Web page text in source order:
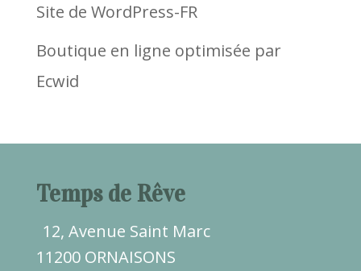
Site de WordPress-FR
Boutique en ligne optimisée par
Ecwid
Temps de Rêve
12, Avenue Saint Marc
11200 ORNAISONS